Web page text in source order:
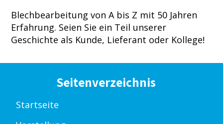
Blechbearbeitung von A bis Z mit 50 Jahren
Erfahrung. Seien Sie ein Teil unserer
Geschichte als Kunde, Lieferant oder Kollege!
Seitenverzeichnis
Startseite